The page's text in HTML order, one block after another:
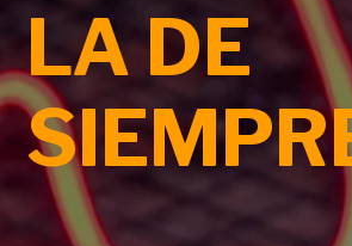
LA DE